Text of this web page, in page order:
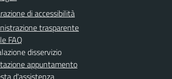
di accessibilità
trasparente
FAQ
disservizio
appuntamento
d'assistenza